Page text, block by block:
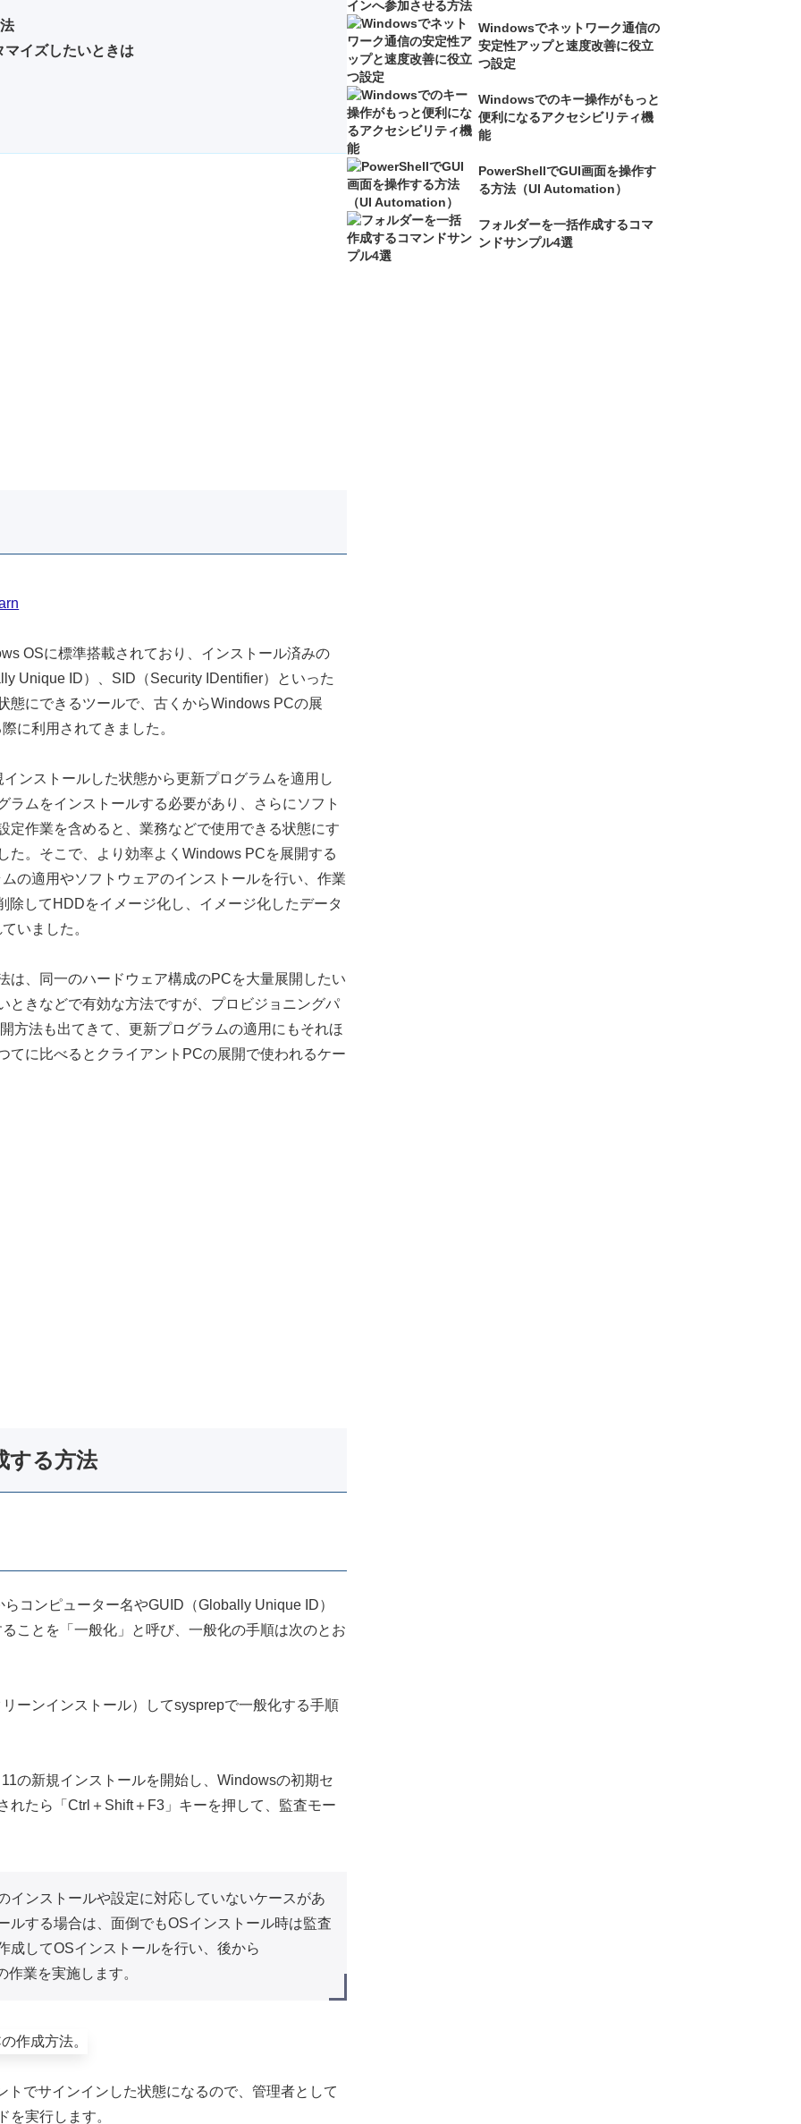
イズしたいときは
OSに標準搭載されており、インストール済みの
Unique ID）、SID（Security IDentifier）といった
態にできるツールで、古くからWindows PCの展
に利用されてきました。
ンストールした状態から更新プログラムを適用し
ムをインストールする必要があり、さらにソフト
定作業を含めると、業務などで使用できる状態にす
た。そこで、より効率よくWindows PCを展開する
の適用やソフトウェアのインストールを行い、作業
してHDDをイメージ化し、イメージ化したデータ
いました。
は、同一のハードウェア構成のPCを大量展開したい
ときなどで有効な方法ですが、プロビジョニングパ
方法も出てきて、更新プログラムの適用にもそれほ
てに比べるとクライアントPCの展開で使われるケー
する方法
コンピューター名やGUID（Globally Unique ID）
ことを「一般化」と呼び、一般化の手順は次のとお
ーンインストール）してsysprepで一般化する手順
の新規インストールを開始し、Windowsの初期セ
れたら「Ctrl＋Shift＋F3」キーを押して、監査モー
インストールや設定に対応していないケースがあ
ルする場合は、面倒でもOSインストール時は監査
成してOSインストールを行い、後から
業を実施します。
でサインインした状態になるので、管理者として
を実行します。
Windowsでネットワーク通信の
安定性アップと速度改善に役立
つ設定
Windowsでのキー操作がもっと
便利になるアクセシビリティ機
能
PowerShellでGUI画面を操作す
る方法（UI Automation）
フォルダーを一括作成するコマ
ンドサンプル4選